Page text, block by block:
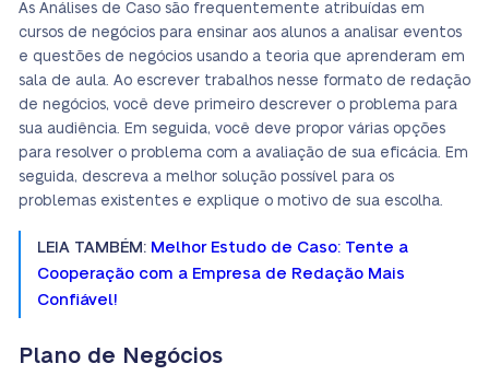
As Análises de Caso são frequentemente atribuídas em
cursos de negócios para ensinar aos alunos a analisar eventos
e questões de negócios usando a teoria que aprenderam em
sala de aula. Ao escrever trabalhos nesse formato de redação
de negócios, você deve primeiro descrever o problema para
sua audiência. Em seguida, você deve propor várias opções
para resolver o problema com a avaliação de sua eficácia. Em
seguida, descreva a melhor solução possível para os
problemas existentes e explique o motivo de sua escolha.
LEIA TAMBÉM: Melhor Estudo de Caso: Tente a
Cooperação com a Empresa de Redação Mais
Confiável!
Plano de Negócios